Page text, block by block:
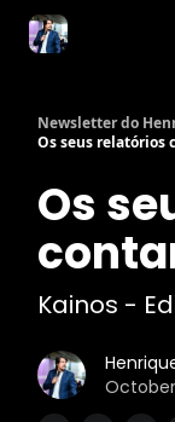
Newsletter do
Os seus relatórios
Os
Kainos -